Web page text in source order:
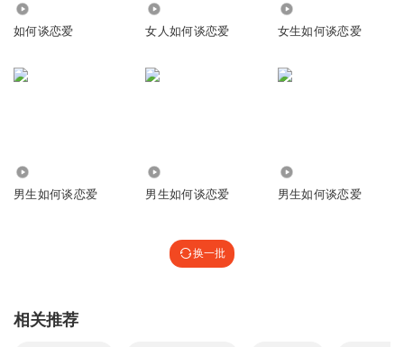
如何谈恋爱 女人如何谈恋爱 女生如何谈恋爱
男生如何谈恋爱 男生如何谈恋爱 男生如何谈恋爱
换一批
相关推荐